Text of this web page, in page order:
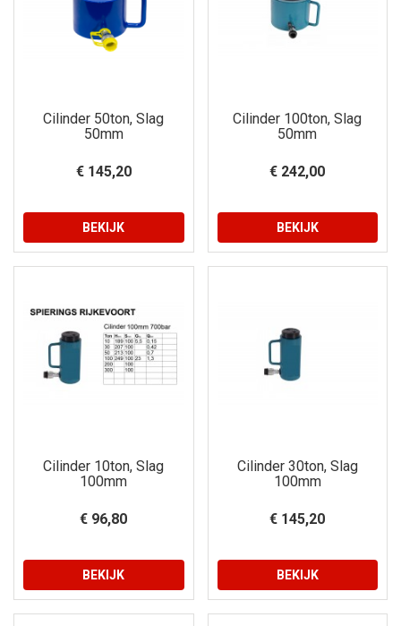
Cilinder 50ton, Slag
50mm
€ 145,20
BEKIJK
Cilinder 100ton, Slag
50mm
€ 242,00
BEKIJK
Cilinder 10ton, Slag
100mm
€ 96,80
BEKIJK
Cilinder 30ton, Slag
100mm
€ 145,20
BEKIJK